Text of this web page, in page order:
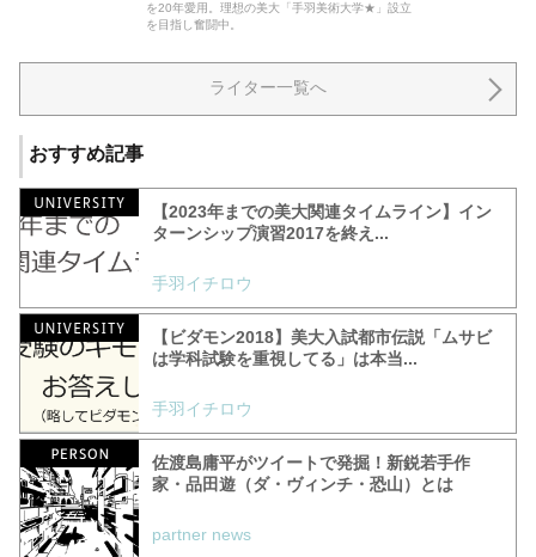
を20年愛用。理想の美大「手羽美術大学★」設立
を目指し奮闘中。
ライター一覧へ
おすすめ記事
【2023年までの美大関連タイムライン】イン
ターンシップ演習2017を終え...
手羽イチロウ
【ビダモン2018】美大入試都市伝説「ムサビ
は学科試験を重視してる」は本当...
手羽イチロウ
佐渡島庸平がツイートで発掘！新鋭若手作
家・品田遊（ダ・ヴィンチ・恐山）とは
partner news